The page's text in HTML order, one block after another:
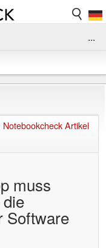
...
Notebookcheck Artikel
muss
Software